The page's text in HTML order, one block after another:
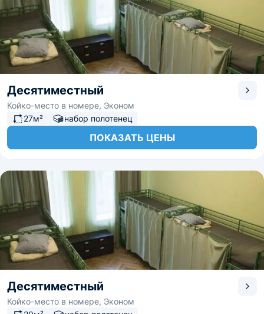
Десятиместный
Койко-место в номере, Эконом
27м²
набор полотенец
ПОКАЗАТЬ ЦЕНЫ
Десятиместный
Койко-место в номере, Эконом